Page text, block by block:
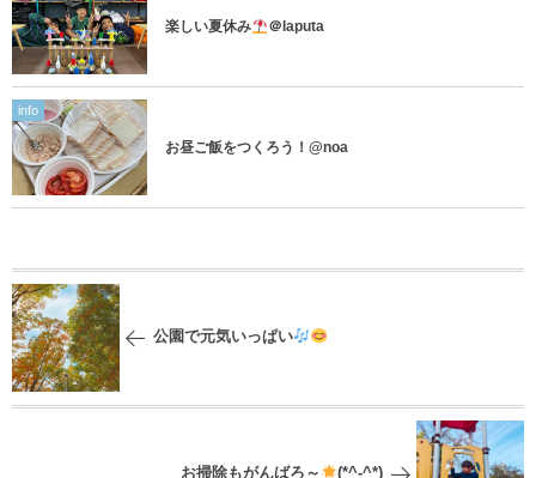
楽しい夏休み ＠laputa
info
お昼ご飯をつくろう！@noa
公園で元気いっぱい
お掃除もがんばろ～ (*^-^*)